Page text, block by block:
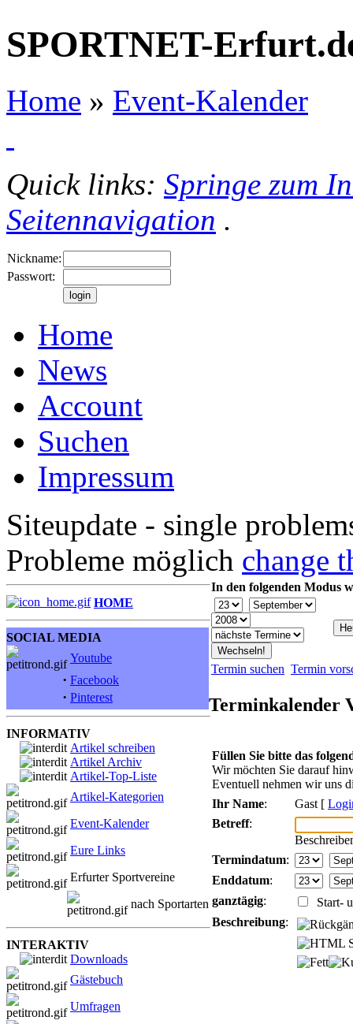
SPORTNET-
Home » Event-Kalender
Quick links: Springe zum
Seitennavigation .
Nickname:
Passwort:
Home
News
Account
Suchen
Impressum
Siteupdate - single
Probleme möglich change
HOME
SOCIAL MEDIA
Youtube
· Facebook
· Pinterest
INFORMATIV
Artikel schreiben
Artikel Archiv
Artikel-Top-Liste
Artikel-Kategorien
Event-Kalender
Eure Links
Erfurter Sportvereine
nach Sportarten
INTERAKTIV
Downloads
Gästebuch
Umfragen
In den folgenden Modus
Termin suchen Termin
Terminkalender
Füllen Sie bitte das
Wir möchten Sie darauf
Eventuell nehmen wir uns
Ihr Name: Gast [
Betreff:
Termindatum:
Enddatum:
ganztägig:
Start-
Beschreibung: